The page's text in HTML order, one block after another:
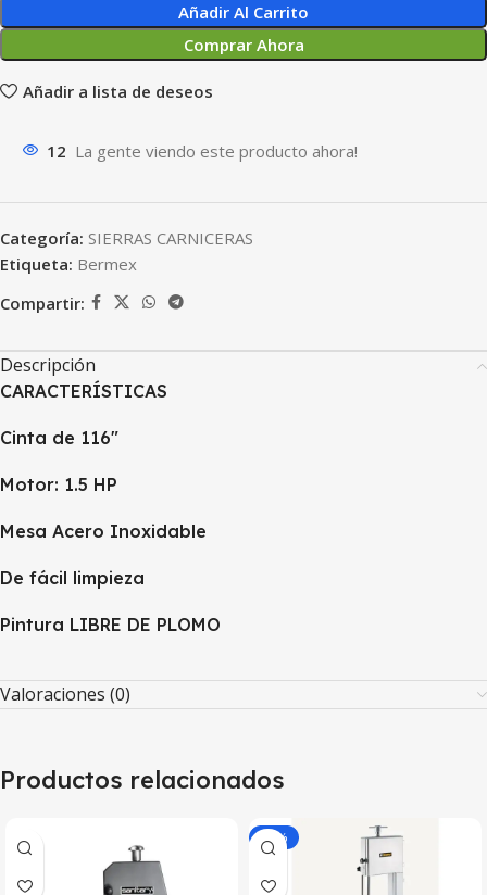
Añadir Al Carrito
Comprar Ahora
Añadir a lista de deseos
12 La gente viendo este producto ahora!
Categoría: SIERRAS CARNICERAS
Etiqueta: Bermex
Compartir:
Descripción
CARACTERÍSTICAS
Cinta de 116″
Motor: 1.5 HP
Mesa Acero Inoxidable
De fácil limpieza
Pintura LIBRE DE PLOMO
Valoraciones (0)
Productos relacionados
-25%